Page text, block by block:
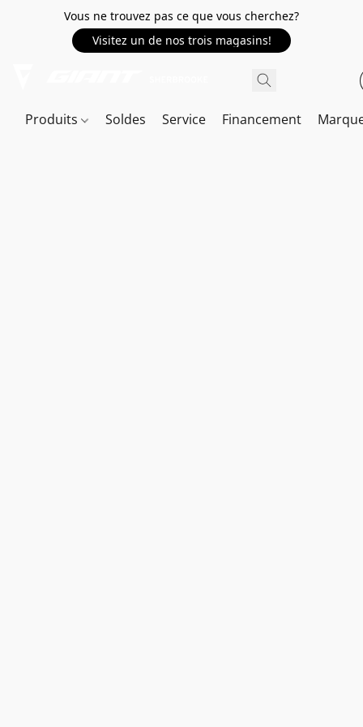
Vous ne trouvez pas ce que vous cherchez?
Visitez un de nos trois magasins!
Produits Soldes Service Financement